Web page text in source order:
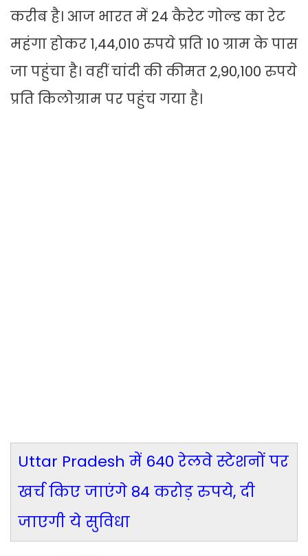
करीब है। आज भारत में 24 कैरेट गोल्ड का रेट
महंगा होकर 1,44,010 रुपये प्रति 10 ग्राम के पास
जा पहुंचा है। वहीं चांदी की कीमत 2,90,100 रुपये
प्रति किलोग्राम पर पहुंच गया है।
Uttar Pradesh में 640 रेलवे स्टेशनों पर
खर्च किए जाएंगे 84 करोड़ रुपये, दी
जाएगी ये सुविधा